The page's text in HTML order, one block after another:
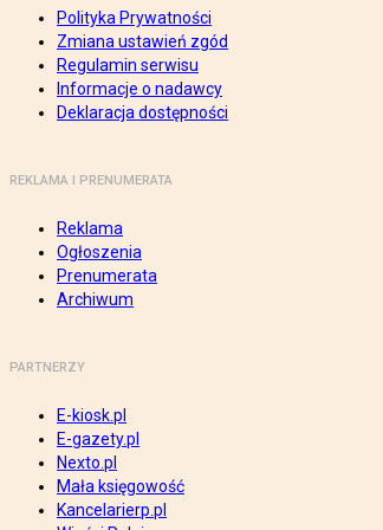
Polityka Prywatności
Zmiana ustawień zgód
Regulamin serwisu
Informacje o nadawcy
Deklaracja dostępności
REKLAMA I PRENUMERATA
Reklama
Ogłoszenia
Prenumerata
Archiwum
PARTNERZY
E-kiosk.pl
E-gazety.pl
Nexto.pl
Mała księgowość
Kancelarierp.pl